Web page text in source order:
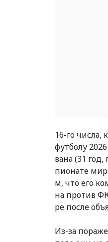
16-го числа,
футболу
вана (31
пионате
м, что его
на против
ре после
Из-за